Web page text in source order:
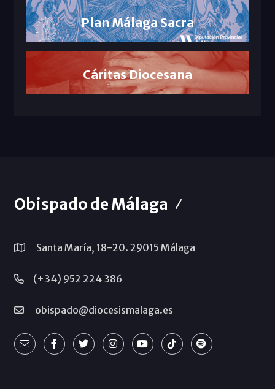
Plan Málaga Sacra
Cáritas Diocesana
Obispado de Málaga
Santa María, 18-20. 29015 Málaga
(+34) 952 224 386
obispado@diocesismalaga.es